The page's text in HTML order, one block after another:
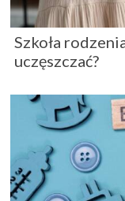
Szkoła
uczęszczać?